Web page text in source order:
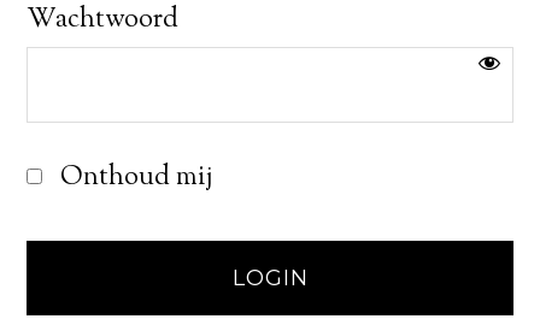
Wachtwoord
Onthoud mij